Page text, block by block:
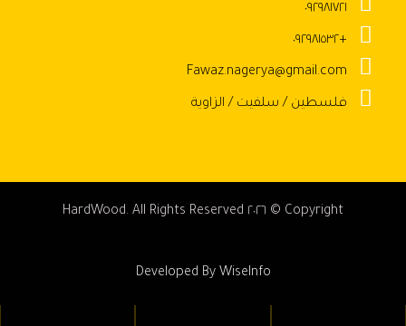
٠٩٢٩٨١٧٢١
+٠٩٢٩٨١٥٣٢
Fawaz.nagerya@gmail.com
فلسطين / سلفيت / الزاوية
Copyright © ٢٠٢٦ HardWood. All Rights Reserved
Developed By WiseInfo